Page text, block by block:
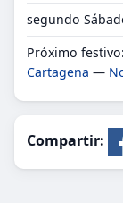
segundo
Próximo festivo:
Cartagena —
Compartir: